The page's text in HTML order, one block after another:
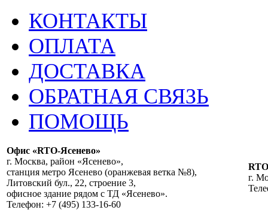
КОНТАКТЫ
ОПЛАТА
ДОСТАВКА
ОБРАТНАЯ СВЯЗЬ
ПОМОЩЬ
Офис «RTO-Ясенево»
г. Москва, район «Ясенево»,
станция метро Ясенево (оранжевая ветка №8),
Литовский бул., 22, строение 3,
офисное здание рядом с ТД «Ясенево».
Телефон: +7 (495) 133-16-60
г.